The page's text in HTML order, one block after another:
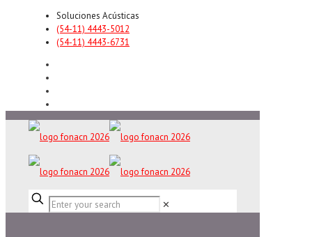
Soluciones Acústicas
(54-11) 4443-5012
(54-11) 4443-6731
✕